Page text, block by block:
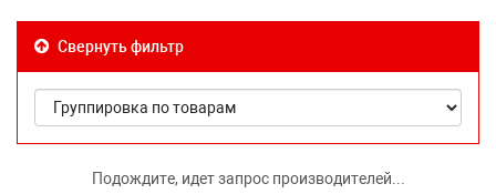
Свернуть фильтр
Подождите, идет запрос производителей...